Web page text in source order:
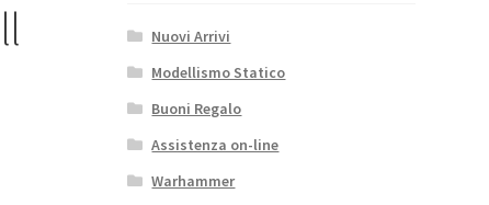
Nuovi Arrivi
Modellismo Statico
Buoni Regalo
Assistenza on-line
Warhammer